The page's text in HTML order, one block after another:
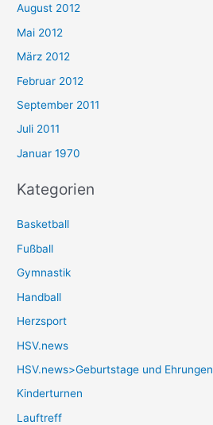
August 2012
Mai 2012
März 2012
Februar 2012
September 2011
Juli 2011
Januar 1970
Kategorien
Basketball
Fußball
Gymnastik
Handball
Herzsport
HSV.news
HSV.news>Geburtstage und Ehrungen
Kinderturnen
Lauftreff